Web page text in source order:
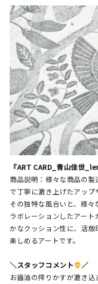
『ART CARD_青山佳世
商品説明：様々な商品の
で丁寧に漉き上げたアップ
その独特な風合いと、様
ラボレーションしたアー
かなクッション性に、活版
楽しめるアートです。
＼スタッフコメント
／
お醤油の搾りかすが漉き